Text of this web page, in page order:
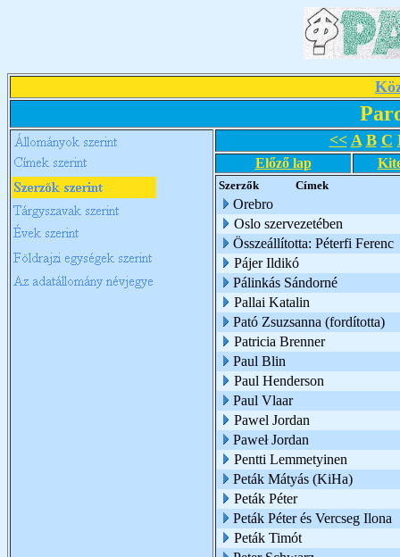
<< A B C
Előző lap
Szerzők Címek
Orebro
Oslo szervezetében
Összeállította: Péterfi Ferenc
Pájer Ildikó
Pálinkás Sándorné
Pallai Katalin
Pató Zsuzsanna (fordította)
Patricia Brenner
Paul Blin
Paul Henderson
Paul Vlaar
Pawel Jordan
Paweł Jordan
Pentti Lemmetyinen
Peták Mátyás (KiHa)
Peták Péter
Peták Péter és Vercseg Ilona
Peták Timót